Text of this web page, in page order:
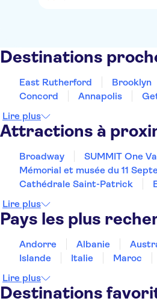
Destinations
East Rutherford Brooklyn
Concord
Annapolis
Lire plus
Attractions à
Broadway SUMMIT One
Mémorial et musée du 11
Cathédrale Saint-Patrick
Lire plus
Pays les plus
Andorre Albanie
Islande
Italie Maroc
Lire plus
Destinations